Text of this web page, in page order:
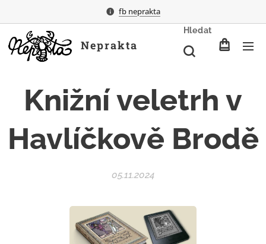
fb neprakta
Neprakta
Hledat
Knižní veletrh v
Havlíčkově Brodě
05.11.2024